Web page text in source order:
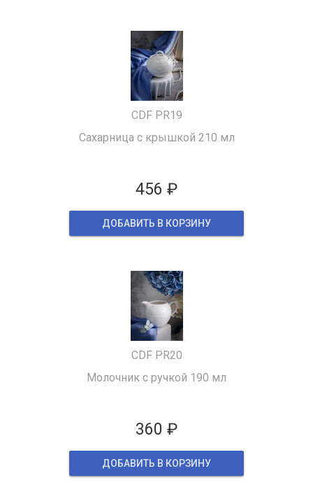
CDF PR19
Сахарница с крышкой 210 мл
456 ₽
ДОБАВИТЬ В КОРЗИНУ
CDF PR20
Молочник с ручкой 190 мл
360 ₽
ДОБАВИТЬ В КОРЗИНУ